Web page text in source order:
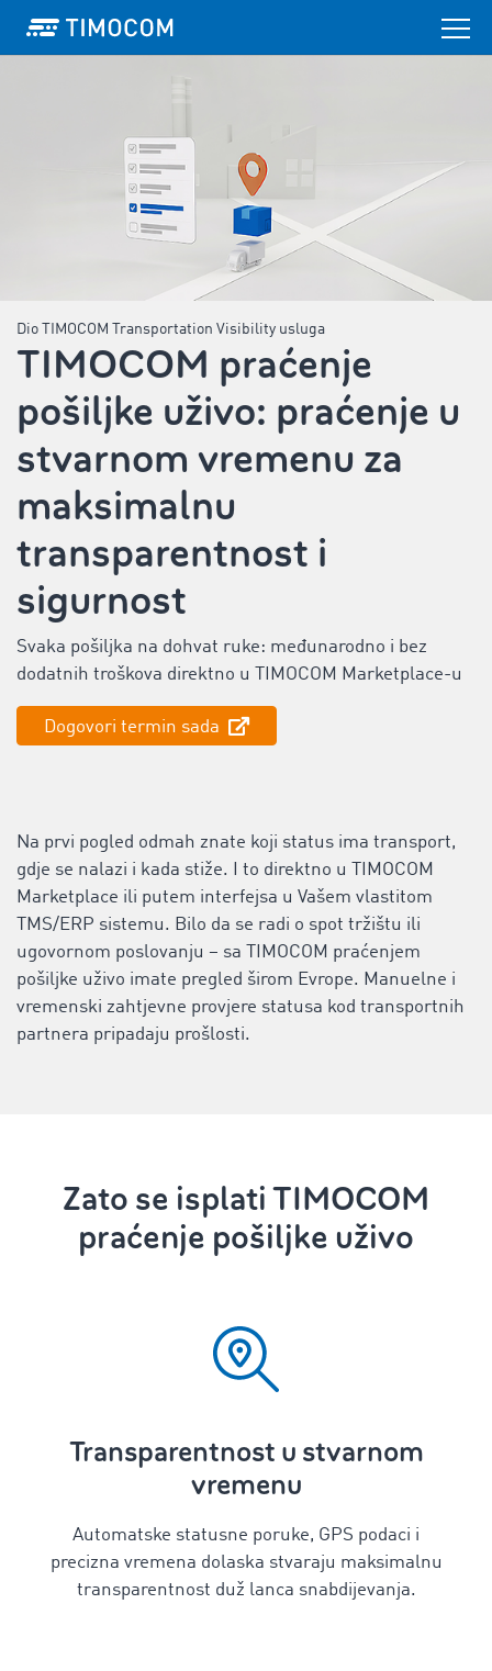
Dio TIMOCOM Transportation Visibility usluga
TIMOCOM praćenje
pošiljke uživo: praćenje u
stvarnom vremenu za
maksimalnu
transparentnost i
sigurnost
Svaka pošiljka na dohvat ruke: međunarodno i bez
dodatnih troškova direktno u TIMOCOM Marketplace-u
Dogovori termin sada
Na prvi pogled odmah znate koji status ima transport,
gdje se nalazi i kada stiže. I to direktno u TIMOCOM
Marketplace ili putem ‌interfejsa u Vašem vlastitom
TMS/ERP sistemu. Bilo da se radi o spot tržištu ili
ugovornom poslovanju – sa TIMOCOM praćenjem
pošiljke uživo imate pregled širom Evrope. Manuelne i
vremenski zahtjevne provjere statusa kod transportnih
partnera pripadaju prošlosti.
Zato se isplati TIMOCOM
praćenje pošiljke uživo
Transparentnost u stvarnom
vremenu
Automatske statusne poruke, GPS podaci i
precizna vremena dolaska stvaraju maksimalnu
transparentnost duž lanca snabdijevanja.